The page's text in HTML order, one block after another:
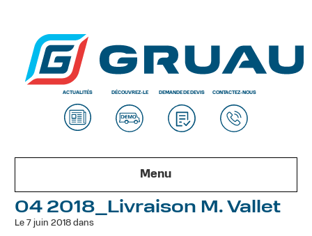
ACTUALITÉS DÉCOUVREZ-LE DEMANDE DE DEVIS CONTACTEZ-NOUS
Menu
04 2018_Livraison M. Vallet
Le 7 juin 2018 dans